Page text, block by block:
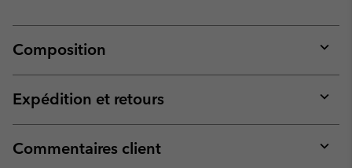
Composition
or
Expédition et retours
or
Commentaires client